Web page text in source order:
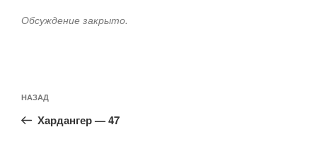
Обсуждение закрыто.
по
записям
Предыдущая
запись:
НАЗАД
Хардангер — 47